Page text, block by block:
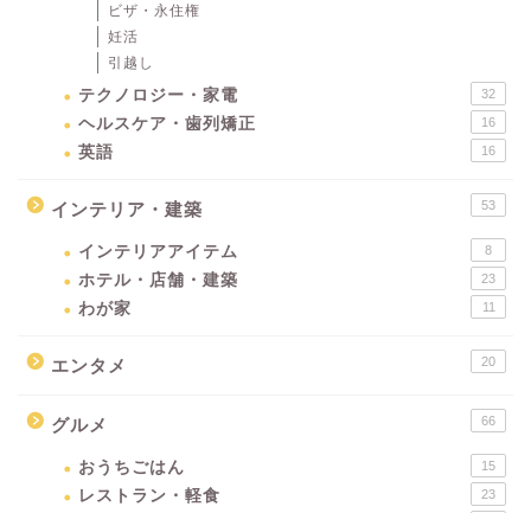
ビザ・永住権
妊活
引越し
テクノロジー・家電 32
ヘルスケア・歯列矯正 16
英語 16
インテリア・建築 53
インテリアアイテム 8
ホテル・店舗・建築 23
わが家 11
エンタメ 20
グルメ 66
おうちごはん 15
レストラン・軽食 23